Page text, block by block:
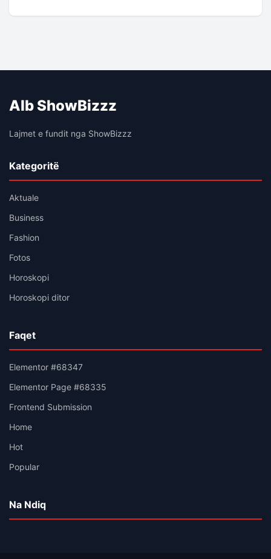
Alb ShowBizzz
Lajmet e fundit nga ShowBizzz
Kategoritë
Aktuale
Business
Fashion
Fotos
Horoskopi
Horoskopi ditor
Faqet
Elementor #68347
Elementor Page #68335
Frontend Submission
Home
Hot
Popular
Na Ndiq